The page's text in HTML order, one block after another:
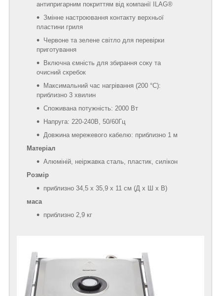
антипригарним покриттям від компанії ILAG®
Змінне настроювання контакту верхньої
пластини гриля
Червоне та зелене світло для перевірки
приготування
Включна ємність для збирання соку та
очисний скребок
Максимальний час нагрівання (200 °C):
приблизно 3 хвилин
Споживана потужність: 2000 Вт
Напруга: 220-240В, 50/60Гц
Довжина мережевого кабелю: приблизно 1 м
Матеріал
Алюміній, неіржавка сталь, пластик, силікон
Розмір
приблизно 34,5 х 35,9 х 11 см (Д х Ш х В)
маса
приблизно 2,9 кг